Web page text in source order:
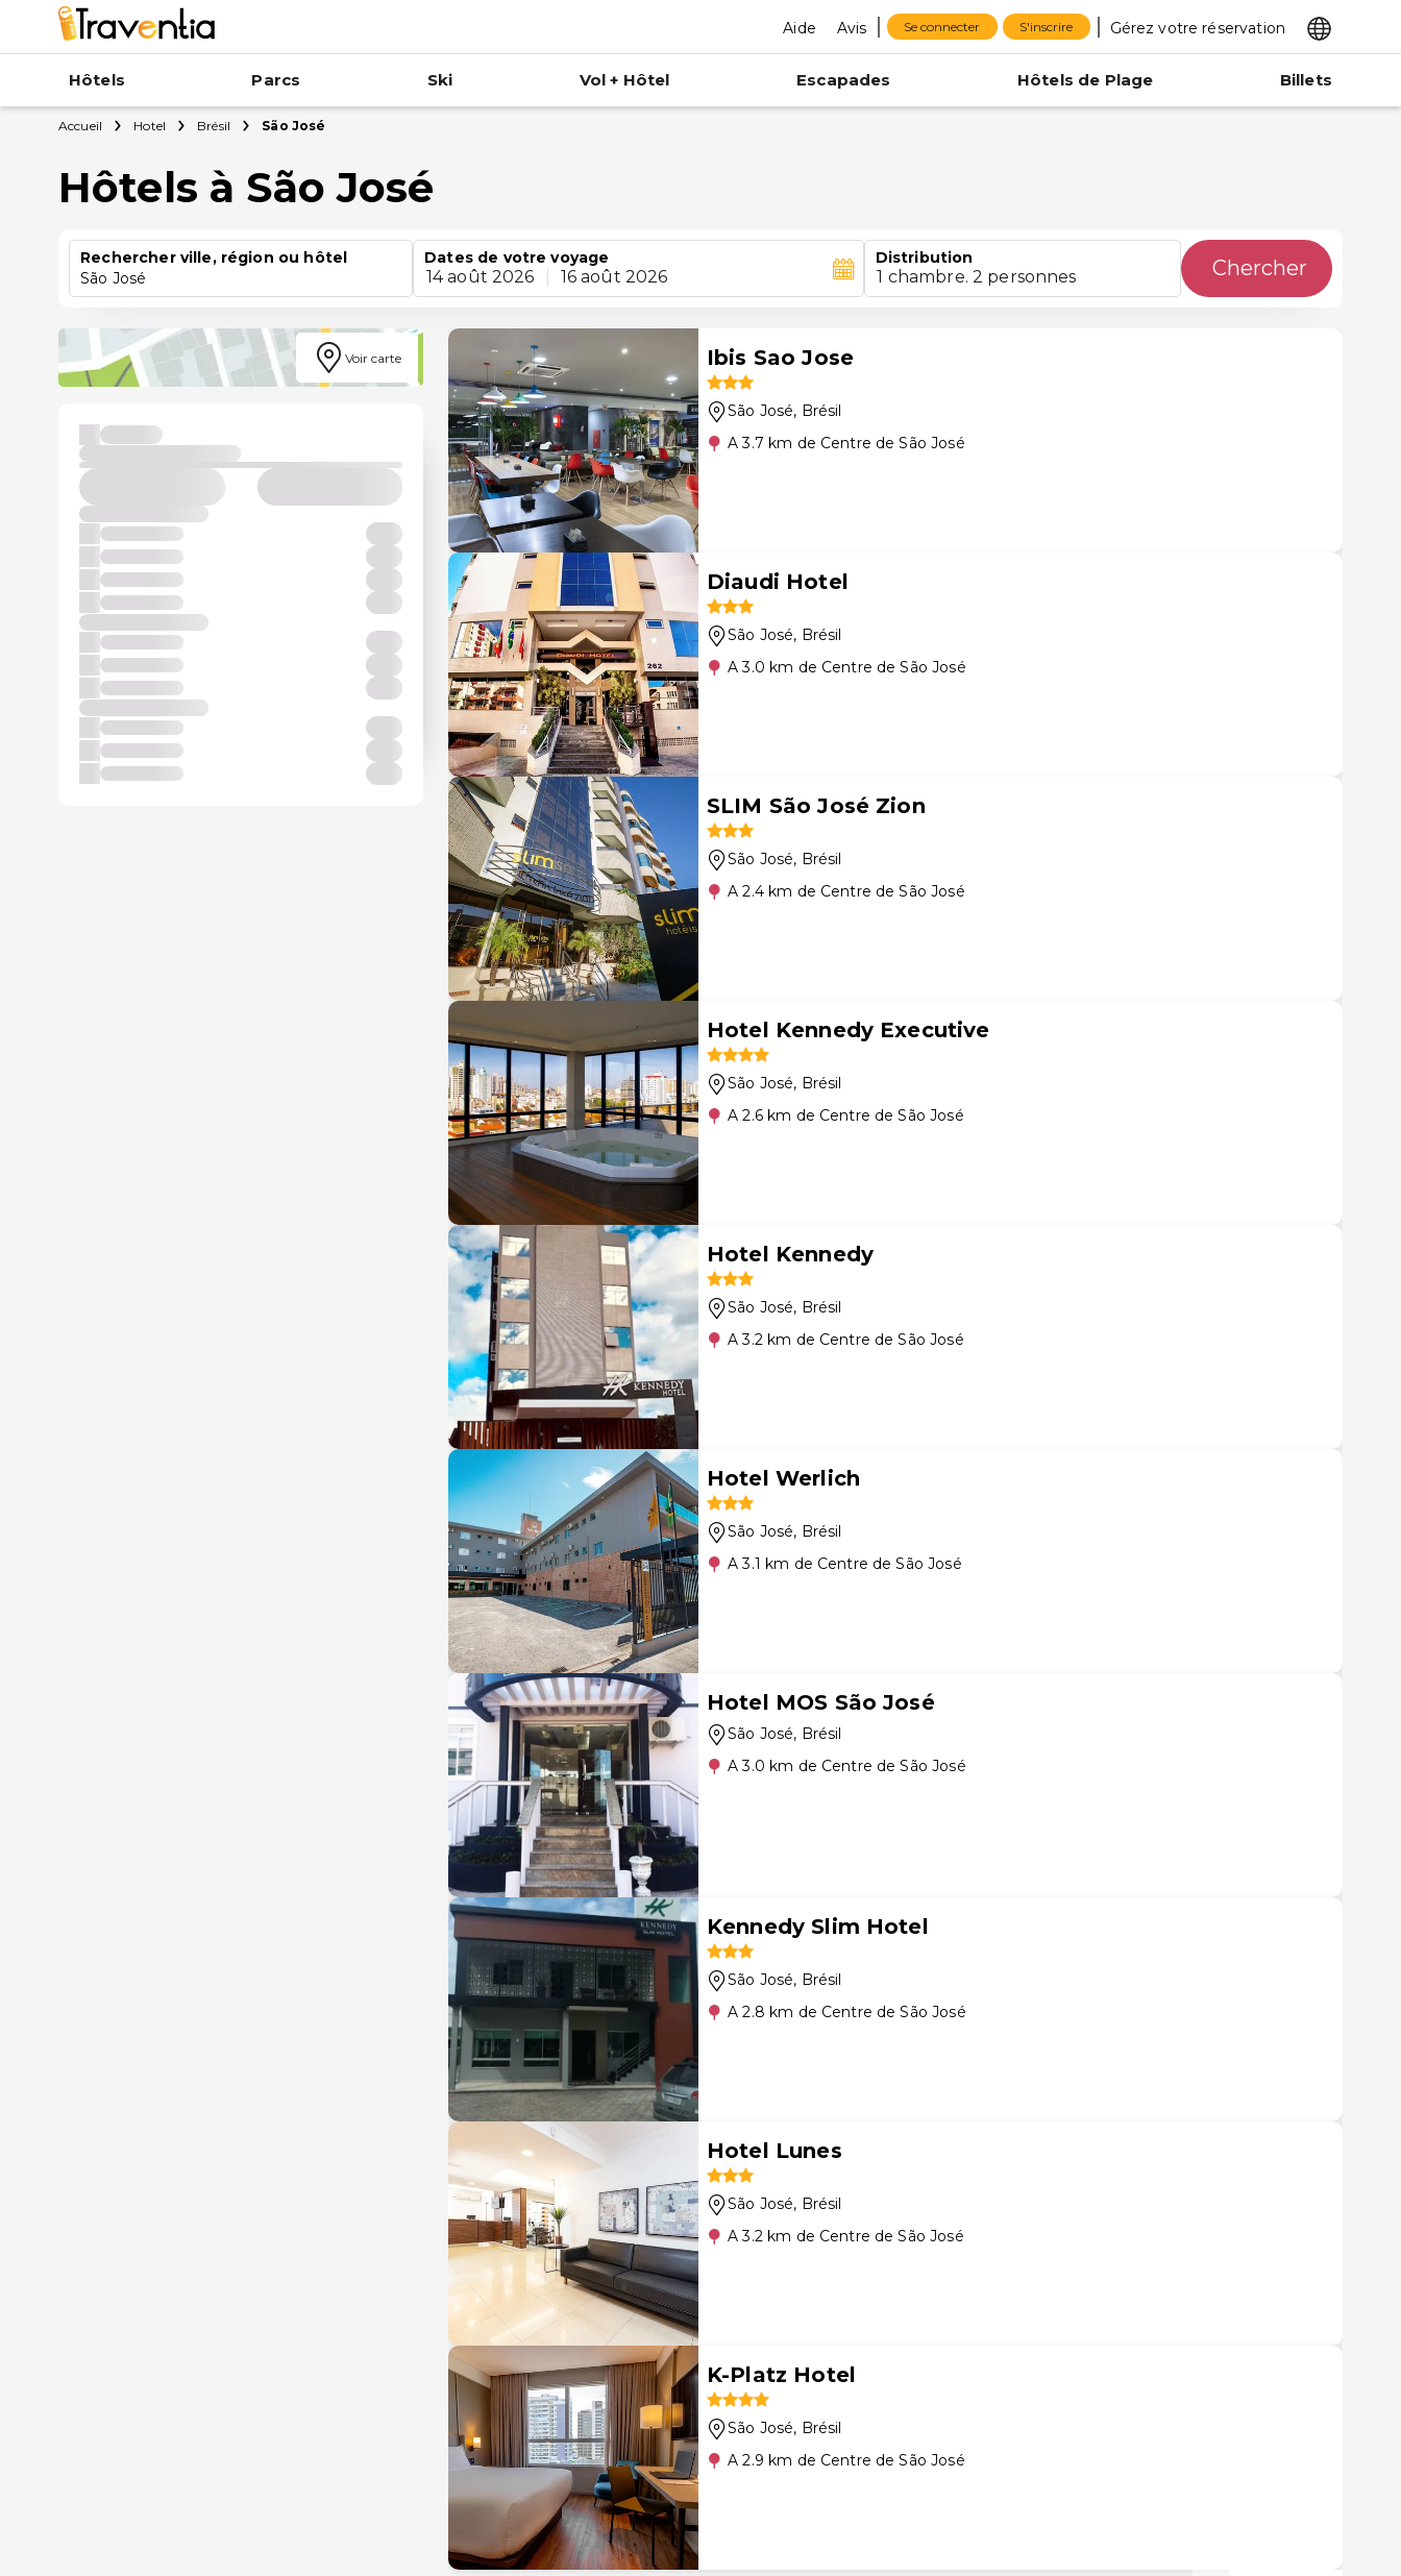
Aide Avis Se connecter S'inscrire Gérez votre réservation
Hôtels Parcs Ski Vol + Hôtel Escapades Hôtels de Plage Billets
Accueil Hotel Brésil São José
Hôtels à São José
Rechercher ville, région ou hôtel
São José
Dates de votre voyage
14 août 2026 16 août 2026
Distribution
1 chambre. 2 personnes Chercher
Voir carte Ibis Sao Jose
São José, Brésil
A 3.7 km de Centre de São José
Diaudi Hotel
São José, Brésil
A 3.0 km de Centre de São José
SLIM São José Zion
São José, Brésil
A 2.4 km de Centre de São José
Hotel Kennedy Executive
São José, Brésil
A 2.6 km de Centre de São José
Hotel Kennedy
São José, Brésil
A 3.2 km de Centre de São José
Hotel Werlich
São José, Brésil
A 3.1 km de Centre de São José
Hotel MOS São José
São José, Brésil
A 3.0 km de Centre de São José
Kennedy Slim Hotel
São José, Brésil
A 2.8 km de Centre de São José
Hotel Lunes
São José, Brésil
A 3.2 km de Centre de São José
K-Platz Hotel
São José, Brésil
A 2.9 km de Centre de São José